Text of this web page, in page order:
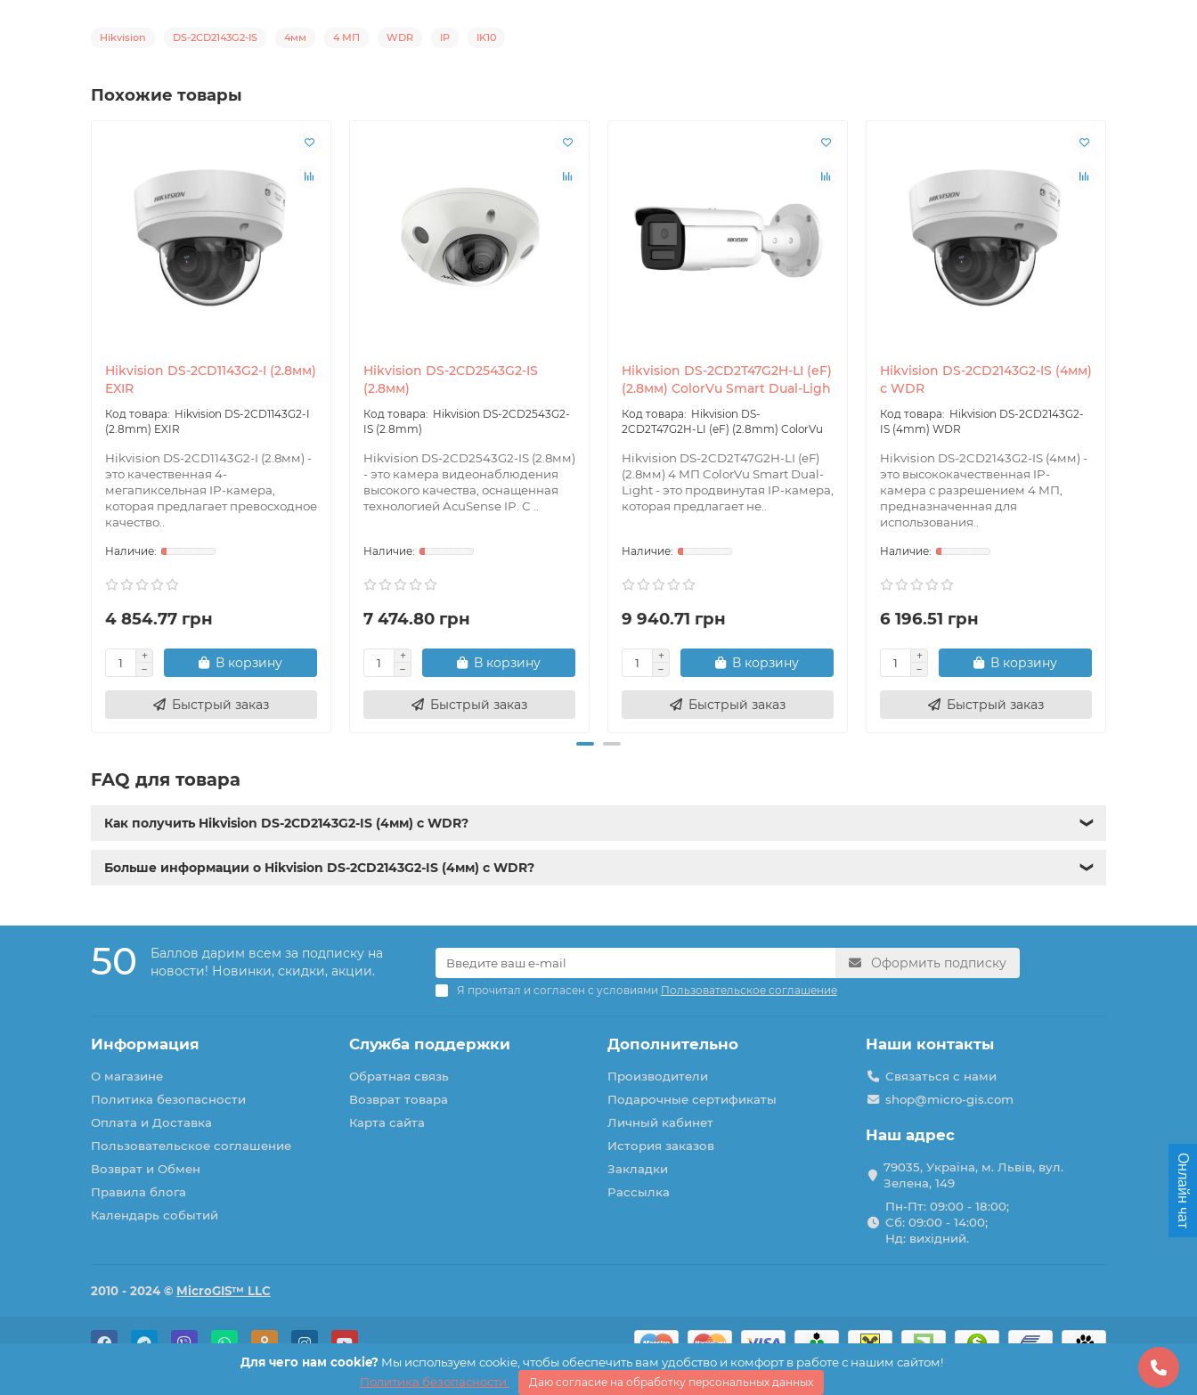
Hikvision DS-2CD2143G2-IS 4мм 4 МП WDR IP IK10
Похожие товары
Hikvision DS-2CD1143G2-I (2.8мм)
EXIR
Hikvision DS-2CD1143G2-I
(2.8mm) EXIR
Hikvision DS-2CD1143G2-I (2.8мм) -
это качественная 4-
мегапиксельная IP-камера,
которая предлагает превосходное
качество..
4 854.77 грн
В корзину
Быстрый заказ
Hikvision DS-2CD2543G2-IS
(2.8мм)
Hikvision DS-2CD2543G2-
IS (2.8mm)
Hikvision DS-2CD2543G2-IS (2.8мм)
- это камера видеонаблюдения
высокого качества, оснащенная
технологией AcuSense IP. С ..
7 474.80 грн
В корзину
Быстрый заказ
Hikvision DS-2CD2T47G2H-LI (eF)
(2.8мм) ColorVu Smart Dual-Ligh
Hikvision DS-
2CD2T47G2H-LI (eF) (2.8mm) ColorVu
Hikvision DS-2CD2T47G2H-LI (eF)
(2.8мм) 4 МП ColorVu Smart Dual-
Light - это продвинутая IP-камера,
которая предлагает не..
9 940.71 грн
В корзину
Быстрый заказ
Hikvision DS-2CD2143G2-IS (4мм)
с WDR
Hikvision DS-2CD2143G2-
IS (4mm) WDR
Hikvision DS-2CD2143G2-IS (4мм) -
это высококачественная IP-
камера с разрешением 4 МП,
предназначенная для
использования..
6 196.51 грн
В корзину
Быстрый заказ
FAQ для товара
Как получить Hikvision DS-2CD2143G2-IS (4мм) с WDR? ❯
Больше информации о Hikvision DS-2CD2143G2-IS (4мм) с WDR? ❯
50
Баллов дарим всем за подписку на
новости! Новинки, скидки, акции.
Оформить подписку
Я прочитал и согласен с условиями Пользовательское соглашение
Информация
О магазине
Политика безопасности
Оплата и Доставка
Пользовательское соглашение
Возврат и Обмен
Правила блога
Календарь событий
Служба поддержки
Обратная связь
Возврат товара
Карта сайта
Дополнительно
Производители
Подарочные сертификаты
Личный кабинет
История заказов
Закладки
Рассылка
Наши контакты
Связаться с нами
shop@micro-gis.com
Наш адрес
79035, Україна, м. Львів, вул.
Зелена, 149
Пн-Пт: 09:00 - 18:00;
Сб: 09:00 - 14:00;
Нд: вихідний.
2010 - 2024 © MicroGIS™ LLC
Для чего нам cookie? Мы используем cookie, чтобы обеспечить вам удобство и комфорт в работе с нашим сайтом!
Политика безопасности
Даю согласие на обработку персональных данных
Онлайн чат